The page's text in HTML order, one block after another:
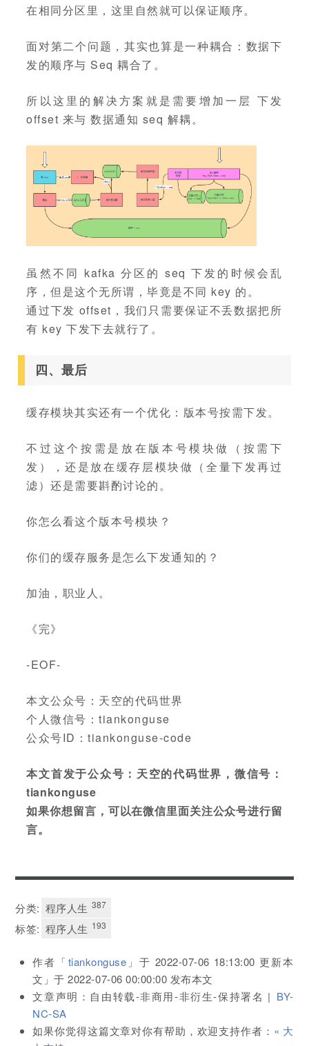
在相同分区里，这里自然就可以保证顺序。
面对第二个问题，其实也算是一种耦合：数据下
发的顺序与 Seq 耦合了。
所以这里的解决方案就是需要增加一层 下发
offset 来与 数据通知 seq 解耦。
虽然不同 kafka 分区的 seq 下发的时候会乱
序，但是这个无所谓，毕竟是不同 key 的。
通过下发 offset，我们只需要保证不丢数据把所
有 key 下发下去就行了。
四、最后
缓存模块其实还有一个优化：版本号按需下发。
不过这个按需是放在版本号模块做（按需下
发），还是放在缓存层模块做（全量下发再过
滤）还是需要斟酌讨论的。
你怎么看这个版本号模块？
你们的缓存服务是怎么下发通知的？
加油，职业人。
《完》
-EOF-
本文公众号：天空的代码世界
个人微信号：tiankonguse
公众号ID：tiankonguse-code
本文首发于公众号：天空的代码世界，微信号：
tiankonguse
如果你想留言，可以在微信里面关注公众号进行留
言。
分类: 程序人生 387
标签: 程序人生 193
作者「tiankonguse 」于 2022-07-06 18:13:00 更新本
文」于2022-07-06 00:00:00 发布本文
文章声明：自由转载-非商用-非衍生-保持署名 | BY-
NC-SA
如果你觉得这篇文章对你有帮助，欢迎支持作者： « 大